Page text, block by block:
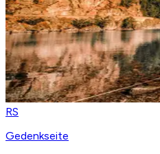
RS
Gedenkseite